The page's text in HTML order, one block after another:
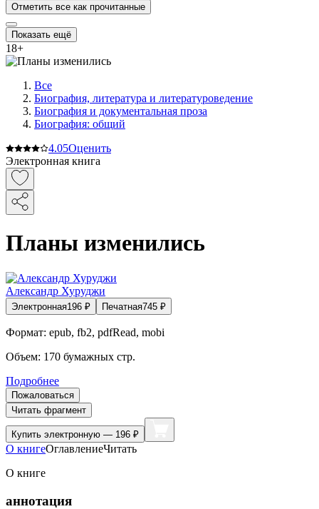
Отметить все как прочитанные
Показать ещё
18+
Все
Биография, литература и литературоведение
Биография и документальная проза
Биография: общий
4.05Оценить
Электронная книга
Планы изменились
Александр Хуруджи
Электронная196 ₽ Печатная745 ₽
Формат: epub, fb2, pdfRead, mobi
Объем: 170 бумажных стр.
Подробнее
Пожаловаться
Читать фрагмент
Купить электронную — 196 ₽
О книгеОглавлениеЧитать
О книге
аннотация